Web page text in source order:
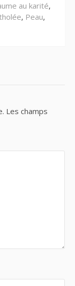
au karité,
, Peau,
Les champs